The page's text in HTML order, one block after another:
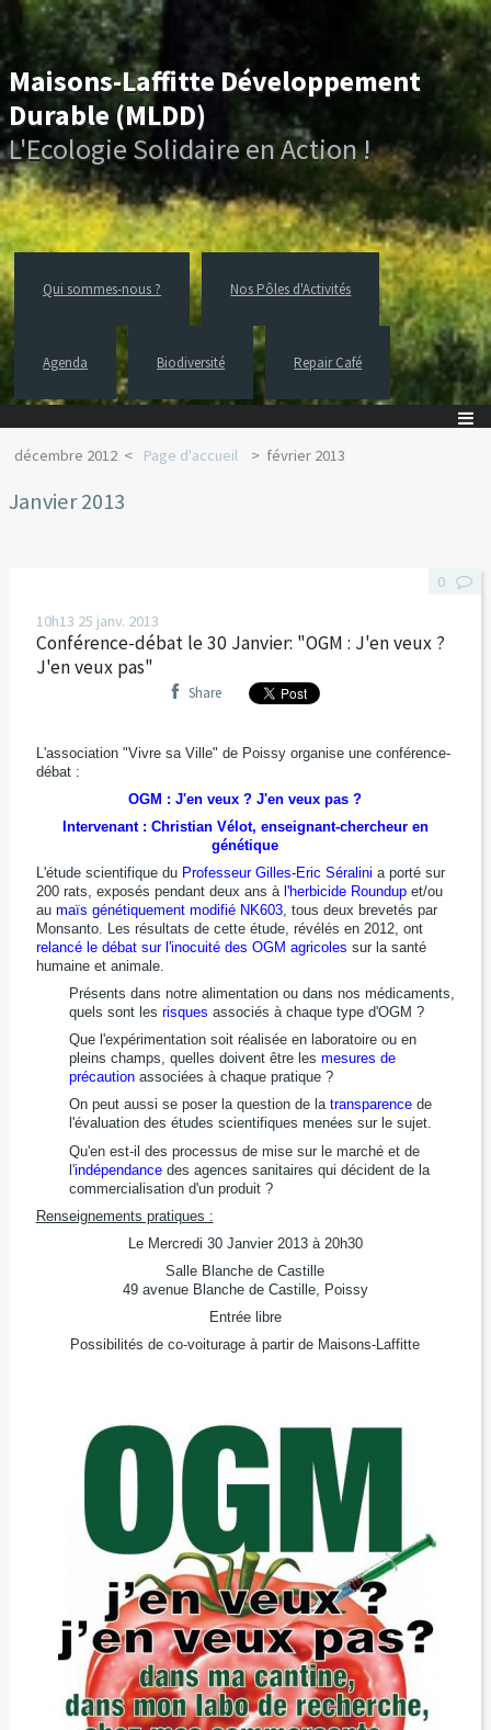
Maisons-Laffitte Développement
Durable (MLDD)
L'Ecologie Solidaire en Action !
Qui sommes-nous ? Nos Pôles d'Activités
Agenda Biodiversité Repair Café
décembre 2012 Page d'accueil février 2013
Janvier 2013
10h13 25 janv. 2013
Conférence-débat le 30 Janvier: "OGM : J'en veux ?
J'en veux pas"
Share
L'association "Vivre sa Ville" de Poissy organise une conférence-
débat :
OGM : J'en veux ? J'en veux pas ?
Intervenant : Christian Vélot, enseignant-chercheur en
génétique
L'étude scientifique du Professeur Gilles-Eric Séralini a porté sur
200 rats, exposés pendant deux ans à l'herbicide Roundupet/ou
au maïs génétiquement modifié NK603, tous deux brevetés par
Monsanto. Les résultats de cette étude, révélés en 2012, ont
relancé le débat sur l'inocuité des OGM agricoles sur la santé
humaine et animale.
Présents dans notre alimentation ou dans nos médicaments,
quels sont les risques associés à chaque type d'OGM ?
Que l'expérimentation soit réalisée en laboratoire ou en
pleins champs, quelles doivent être les mesures de
précautionassociées à chaque pratique ?
On peut aussi se poser la question de la transparencede
l'évaluation des études scientifiques menées sur le sujet.
Qu'en est-il des processus de mise sur le marché et de
l'indépendancedes agences sanitaires qui décident de la
commercialisation d'un produit ?
Renseignements pratiques :
Le Mercredi 30 Janvier 2013 à 20h30
Salle Blanche de Castille
49 avenue Blanche de Castille, Poissy
Entrée libre
Possibilités de co-voiturage à partir de Maisons-Laffitte
0